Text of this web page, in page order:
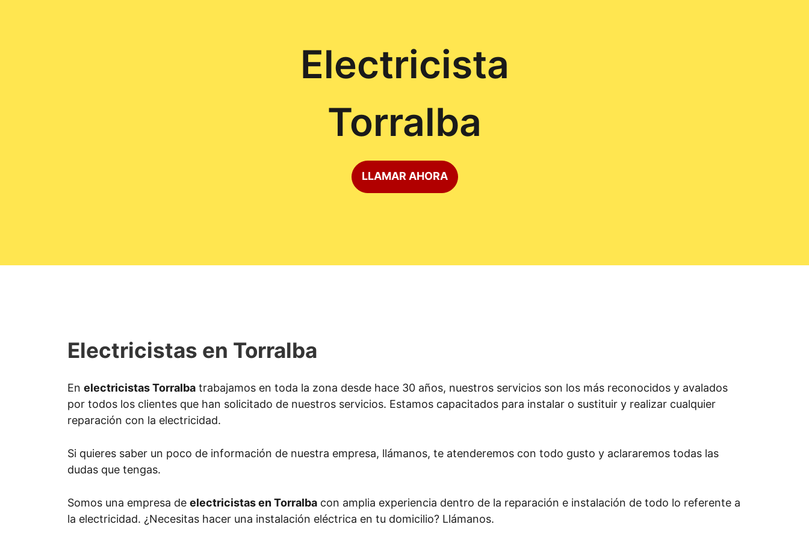
Electricista
Torralba
LLAMAR AHORA
Electricistas en Torralba
En electricistas Torralba trabajamos en toda la zona desde hace 30 años, nuestros servicios son los más reconocidos y avalados
por todos los clientes que han solicitado de nuestros servicios. Estamos capacitados para instalar o sustituir y realizar cualquier
reparación con la electricidad.
Si quieres saber un poco de información de nuestra empresa, llámanos, te atenderemos con todo gusto y aclararemos todas las
dudas que tengas.
Somos una empresa de electricistas en Torralba con amplia experiencia dentro de la reparación e instalación de todo lo referente a
la electricidad. ¿Necesitas hacer una instalación eléctrica en tu domicilio? Llámanos.